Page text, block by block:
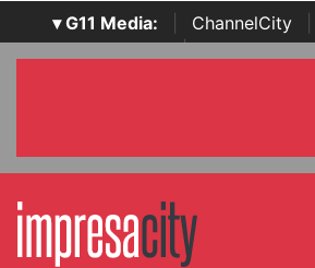
▾ G11 Media: ChannelCity
SecurityOpenLab | Italian